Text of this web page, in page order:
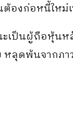
ต้องก่อหนี้ให
เป็นผู้ถือหุ้น
หลุดพ้นจาก